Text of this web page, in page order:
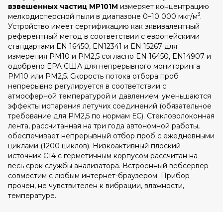
взвешенных частиц MP101M измеряет концентрацию
мелкодисперсной пыли в диапазоне 0–10 000 мкг/м3.
Устройство имеет сертификацию как эквивалентный
референтный метод в соответствии с европейскими
стандартами EN 16450, EN12341 и EN 15267 для
измерения PM10 и PM2,5 согласно EN 16450, EN14907 и
одобрено EPA США для непрерывного мониторинга
PM10 или PM2,5. Скорость потока отбора проб
непрерывно регулируется в соответствии с
атмосферной температурой и давлением: уменьшаются
эффекты испарения летучих соединений (обязательное
требование для PM2,5 по нормам ЕС). Стекловолоконная
лента, рассчитанная на три года автономной работы,
обеспечивает непрерывный отбор проб с ежедневными
циклами (1200 циклов). Низкоактивный плоский
источник C14 с герметичным корпусом рассчитан на
весь срок службы анализатора. Встроенный вебсервер
совместим с любым интернет-браузером. Прибор
прочен, не чувствителен к вибрации, влажности,
температуре.